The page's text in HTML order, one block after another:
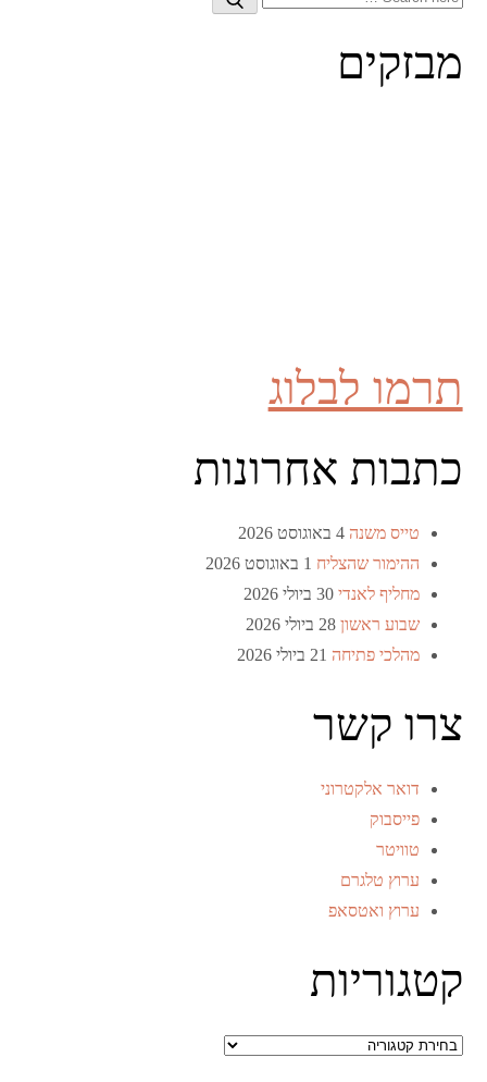
מבזקים
תרמו לבלוג
כתבות אחרונות
טייס משנה 4 באוגוסט 2026
ההימור שהצליח 1 באוגוסט 2026
מחליף לאנדי 30 ביולי 2026
שבוע ראשון 28 ביולי 2026
מהלכי פתיחה 21 ביולי 2026
צרו קשר
דואר אלקטרוני
פייסבוק
טוויטר
ערוץ טלגרם
ערוץ ואטסאפ
קטגוריות
קטגוריות